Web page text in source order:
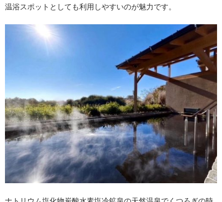
温浴スポットとしても利用しやすいのが魅力です。